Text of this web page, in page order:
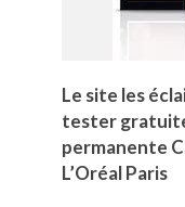
Le site les
tester
permanente
L’Oréal Paris